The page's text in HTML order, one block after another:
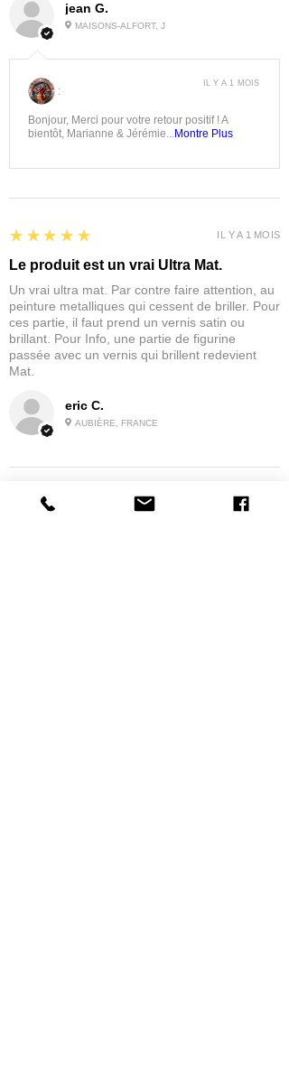
jean G.
MAISONS-ALFORT, J
:
Bonjour, Merci pour votre retour positif ! A
bientôt, Marianne & Jérémie...Montre Plus
IL Y A 1 MOIS
eric C.
AUBIÈRE, FRANCE
5
★★★★★
Le produit est un vrai Ultra Mat.
Un vrai ultra mat. Par contre faire attention, au
peinture metalliques qui cessent de briller. Pour
ces partie, il faut prend un vernis satin ou
brillant. Pour Info, une partie de figurine
passée avec un vernis qui brillent redevient
Mat.
IL Y A 1 MOIS
★★★★★ IL Y A 1 MOIS